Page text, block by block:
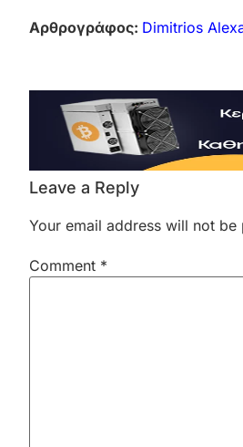
Αρθρογράφος: Dimitrios
Leave a Reply
Your email address will not be
Comment *